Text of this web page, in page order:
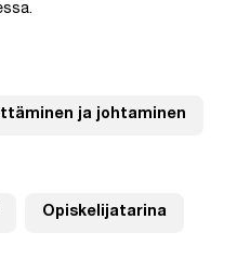
ja johtaminen
Opiskelijatarina